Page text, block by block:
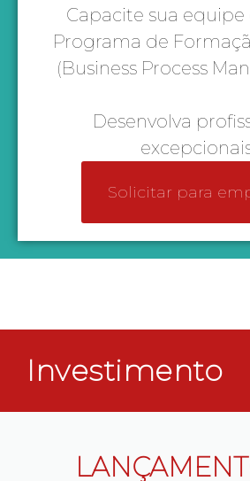
Capacite sua equipe
Programa de
(Business Process
Desenvolva
Solicitar para
Investimento